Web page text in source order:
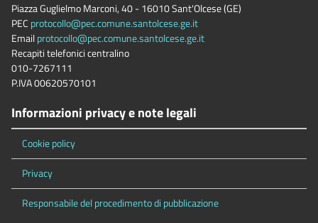
Piazza Guglielmo Marconi, 40 - 16010 Sant'Olcese (GE)
PEC protocollo@pec.comune.santolcese.ge.it
Emailprotocollo@pec.comune.santolcese.ge.it
Recapiti telefonici centralino
010-7267111
P.IVA 00620570101
Informazioni privacy e note legali
Cookie policy
Privacy
Responsabile del procedimento di pubblicazione